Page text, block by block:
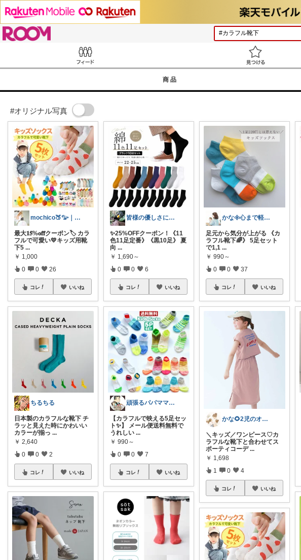
商品
#オリジナル写真
mochico🍑𓅰｜子育てmama
最大𝟏𝟓%𝐨𝐟𝐟クーポン🏷️ カラ
フルで可愛い💛キッズ用靴
下5 ...
￥ 1,000
0 0 26
コレ いいね
ちるちる
日本製のカラフルな靴下 チ
ラッと見えた時にかわいい
カラーが揃っ ...
￥ 2,640
0 0 2
コレ いいね
皆様の優しさに感謝です✨happyミルク
✨25%OFFクーポン！《11
色11足定番》《黒10足》 夏
向 ...
￥ 1,690～
0 0 6
コレ いいね
頑張るパパママ応援隊@育児・子供用品紹介
【カラフルで映える5足セッ
ト✨】 メール便送料無料で
うれしい ...
￥ 990～
0 0 7
コレ いいね
かな𖧷心まで軽くなる暮らしの記録🌿
足元から気分が上がる 《カ
ラフル靴下🌈》 5足セット
で1,1 ...
￥ 990～
0 0 37
コレ いいね
かな🌻2児のオカン
＼キッズ／ワンピース♡カ
ラフルな靴下と合わせてス
ポーティコーデ ...
￥ 1,698
1 0 4
コレ いいね